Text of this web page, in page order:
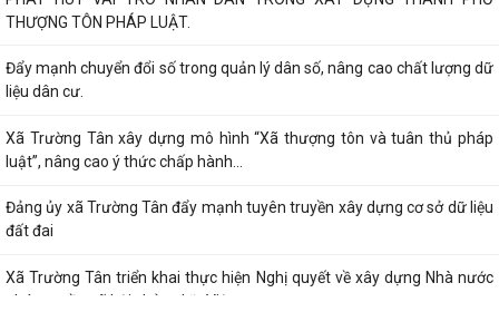
THƯỢNG TÔN PHÁP LUẬT.
Đẩy mạnh chuyển đổi số trong quản lý dân số, nâng cao chất lượng dữ
liệu dân cư.
Xã Trường Tân xây dựng mô hình “Xã thượng tôn và tuân thủ pháp
luật”, nâng cao ý thức chấp hành...
Đảng ủy xã Trường Tân đẩy mạnh tuyên truyền xây dựng cơ sở dữ liệu
đất đai
Xã Trường Tân triển khai thực hiện Nghị quyết về xây dựng Nhà nước
pháp quyền xã hội chủ nghĩa Việt...